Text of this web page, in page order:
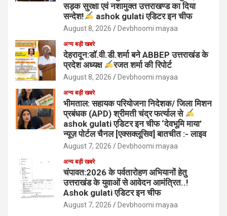
सड़क सुरक्षा एवं नशामुक्त उत्तराखण्ड का दिया
सन्देश!
ashok gulati एडिटर इन चीफ
August 8, 2026 Devbhoomi mayaa
अन्य बड़ी खबरे
देहरादून:डॉ.वी.डी.शर्मा बने ABBEP उत्तराखंड के
प्रदेश अध्यक्ष
रजत शर्मा की रिपोर्ट
August 8, 2026 Devbhoomi mayaa
अन्य बड़ी खबरे
भीमताल: सहायक परियोजना निदेशक/ जिला मिशन
प्रबंधक (APD) श्रीमती चंद्र फर्त्याल से
ashok gulati एडिटर इन चीफ ‘देवभूमि माया’
न्यूज़ पोर्टल चैनल [एक्सक्लूसिव] बातचीत :- लाइव
August 7, 2026 Devbhoomi mayaa
अन्य बड़ी खबरे
चंपावत:2026 के पर्वतारोहण अभियानों हेतु
उत्तराखंड के युवाओं से आवेदन आमंत्रित..!
Ashok gulati एडिटर इन चीफ
August 7, 2026 Devbhoomi mayaa